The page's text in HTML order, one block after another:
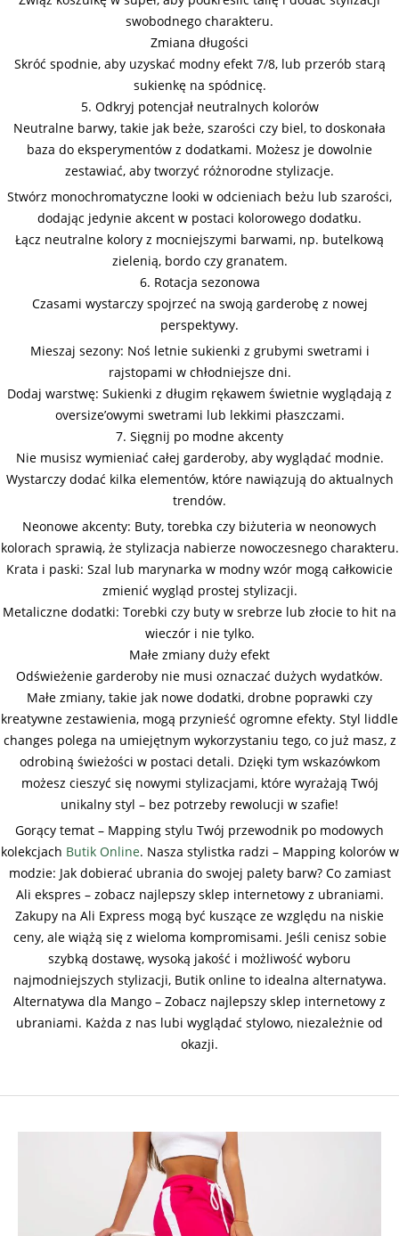
swobodnego charakteru.
Zmiana długości
Skróć spodnie, aby uzyskać modny efekt 7/8, lub przerób starą
sukienkę na spódnicę.
5. Odkryj potencjał neutralnych kolorów
Neutralne barwy, takie jak beże, szarości czy biel, to doskonała
baza do eksperymentów z dodatkami. Możesz je dowolnie
zestawiać, aby tworzyć różnorodne stylizacje.
Stwórz monochromatyczne looki w odcieniach beżu lub szarości,
dodając jedynie akcent w postaci kolorowego dodatku.
Łącz neutralne kolory z mocniejszymi barwami, np. butelkową
zielenią, bordo czy granatem.
6. Rotacja sezonowa
Czasami wystarczy spojrzeć na swoją garderobę z nowej
perspektywy.
Mieszaj sezony: Noś letnie sukienki z grubymi swetrami i
rajstopami w chłodniejsze dni.
Dodaj warstwę: Sukienki z długim rękawem świetnie wyglądają z
oversize’owymi swetrami lub lekkimi płaszczami.
7. Sięgnij po modne akcenty
Nie musisz wymieniać całej garderoby, aby wyglądać modnie.
Wystarczy dodać kilka elementów, które nawiązują do aktualnych
trendów.
Neonowe akcenty: Buty, torebka czy biżuteria w neonowych
kolorach sprawią, że stylizacja nabierze nowoczesnego charakteru.
Krata i paski: Szal lub marynarka w modny wzór mogą całkowicie
zmienić wygląd prostej stylizacji.
Metaliczne dodatki: Torebki czy buty w srebrze lub złocie to hit na
wieczór i nie tylko.
Małe zmiany duży efekt
Odświeżenie garderoby nie musi oznaczać dużych wydatków.
Małe zmiany, takie jak nowe dodatki, drobne poprawki czy
kreatywne zestawienia, mogą przynieść ogromne efekty. Styl liddle
changes polega na umiejętnym wykorzystaniu tego, co już masz, z
odrobiną świeżości w postaci detali. Dzięki tym wskazówkom
możesz cieszyć się nowymi stylizacjami, które wyrażają Twój
unikalny styl – bez potrzeby rewolucji w szafie!
Gorący temat – Mapping stylu Twój przewodnik po modowych
kolekcjach Butik Online. Nasza stylistka radzi – Mapping kolorów w
modzie: Jak dobierać ubrania do swojej palety barw? Co zamiast
Ali ekspres – zobacz najlepszy sklep internetowy z ubraniami.
Zakupy na Ali Express mogą być kuszące ze względu na niskie
ceny, ale wiążą się z wieloma kompromisami. Jeśli cenisz sobie
szybką dostawę, wysoką jakość i możliwość wyboru
najmodniejszych stylizacji, Butik online to idealna alternatywa.
Alternatywa dla Mango – Zobacz najlepszy sklep internetowy z
ubraniami. Każda z nas lubi wyglądać stylowo, niezależnie od
okazji.